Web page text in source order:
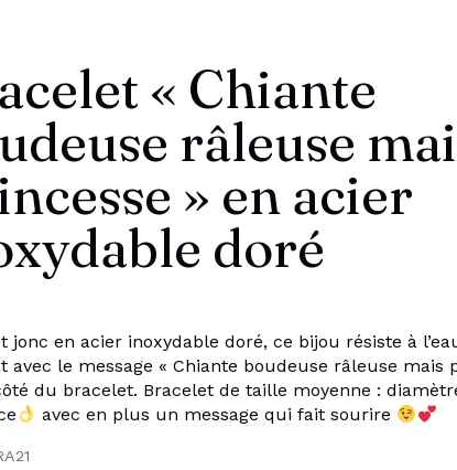
« Chiante
râleuse
» en acier
doré
jonc en acier inoxydable doré, ce bijou résiste à
avec le message « Chiante boudeuse râleuse mais
du bracelet. Bracelet de taille moyenne :
avec en plus un message qui fait sourire